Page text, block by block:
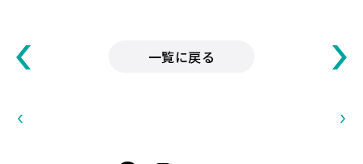
一覧に戻る